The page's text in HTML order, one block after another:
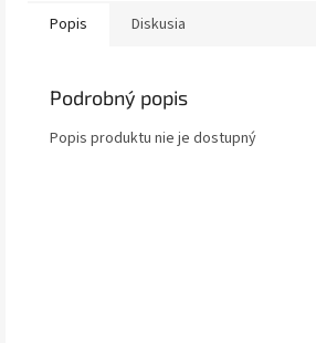
Popis Diskusia
Podrobný popis
Popis produktu nie je dostupný